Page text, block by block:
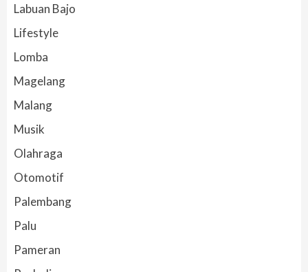
Labuan Bajo
Lifestyle
Lomba
Magelang
Malang
Musik
Olahraga
Otomotif
Palembang
Palu
Pameran